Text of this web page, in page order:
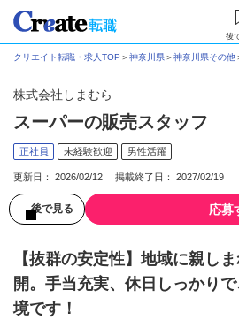
後
クリエイト転職・求人TOP ＞神奈川県＞神奈川県その他
株式会社しまむら
スーパーの販売スタッフ
正社員 未経験歓迎 男性活躍
更新日： 2026/02/12 掲載終了日： 2027/02/19
後で見る 応募
【抜群の安定性】地域に親し
開。手当充実、休日しっかり
境です！